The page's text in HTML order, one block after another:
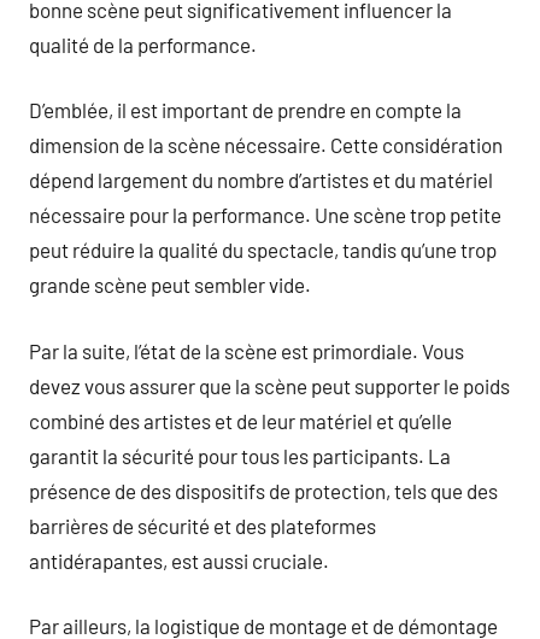
bonne scène peut significativement influencer la
qualité de la performance.
D’emblée, il est important de prendre en compte la
dimension de la scène nécessaire. Cette considération
dépend largement du nombre d’artistes et du matériel
nécessaire pour la performance. Une scène trop petite
peut réduire la qualité du spectacle, tandis qu’une trop
grande scène peut sembler vide.
Par la suite, l’état de la scène est primordiale. Vous
devez vous assurer que la scène peut supporter le poids
combiné des artistes et de leur matériel et qu’elle
garantit la sécurité pour tous les participants. La
présence de des dispositifs de protection, tels que des
barrières de sécurité et des plateformes
antidérapantes, est aussi cruciale.
Par ailleurs, la logistique de montage et de démontage